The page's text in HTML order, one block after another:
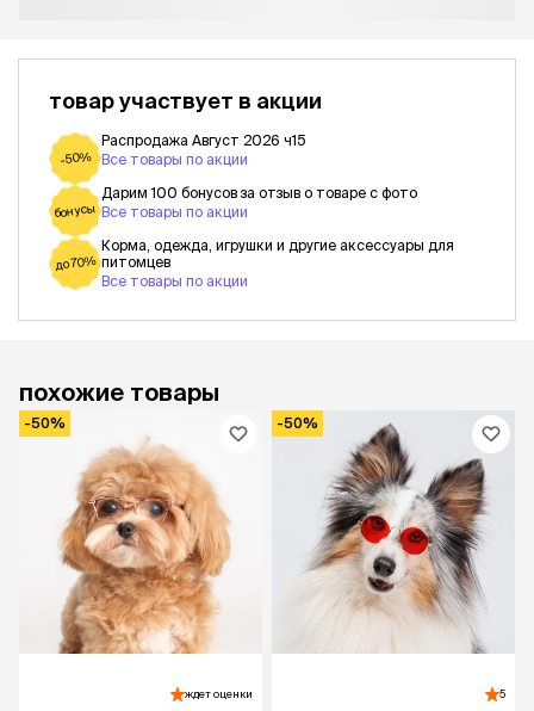
товар участвует в акции
-50%
Распродажа Август 2026 ч15
Все товары по акции
бонусы
Дарим 100 бонусов за отзыв о товаре с фото
Все товары по акции
до 70%
Корма, одежда, игрушки и другие аксессуары для
питомцев
Все товары по акции
похожие товары
-50%
ждет оценки
-50%
5